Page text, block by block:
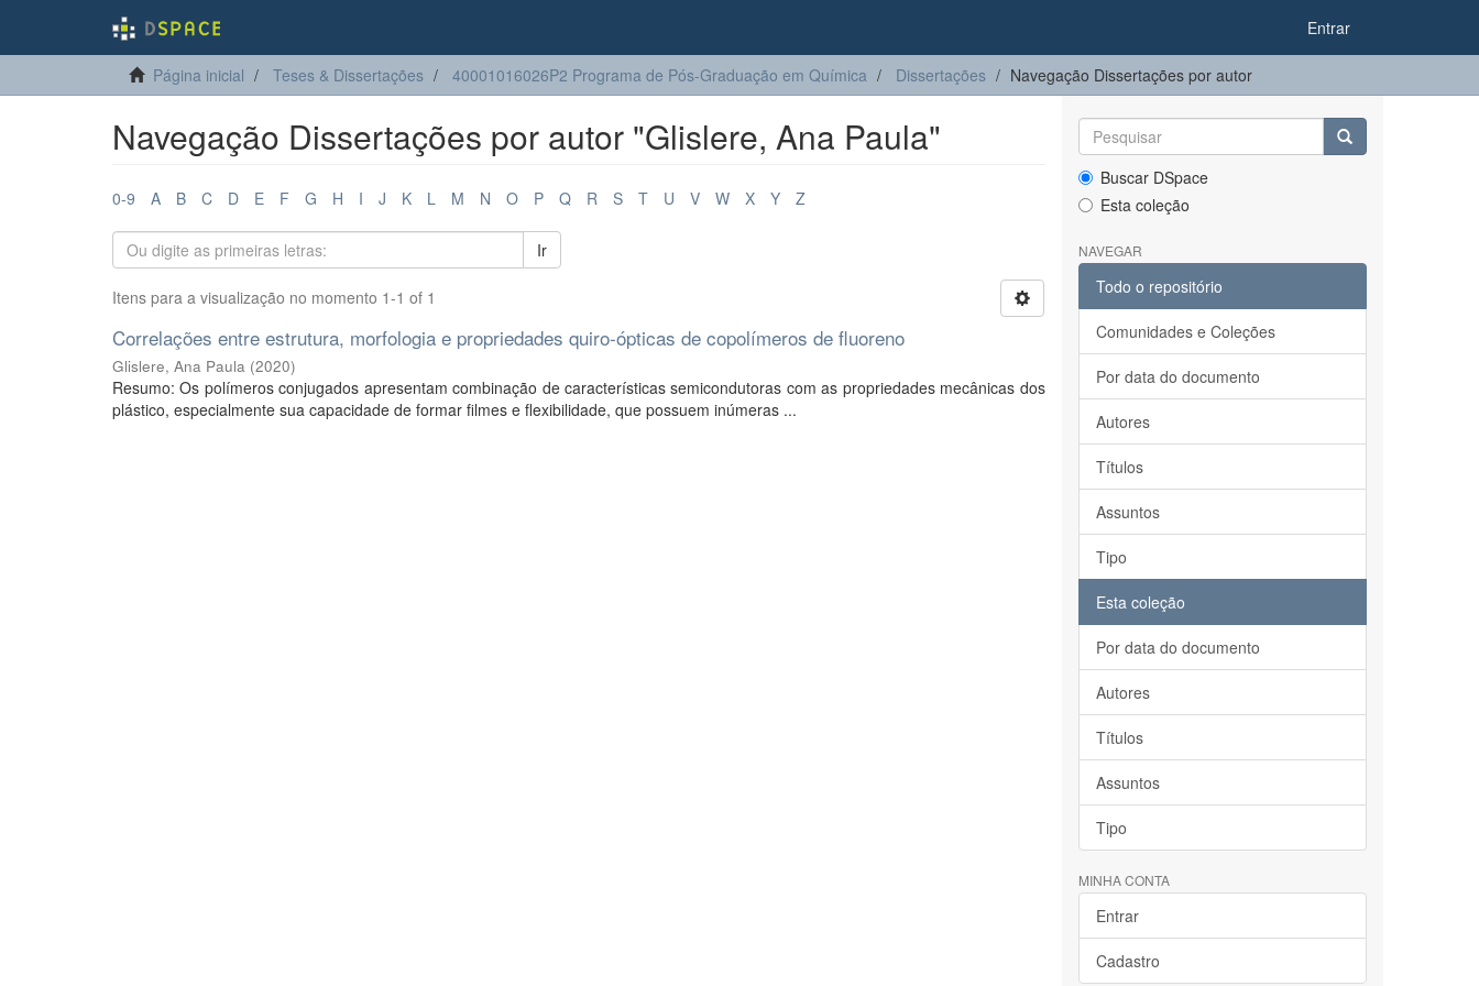
Entrar
Página inicial Teses & Dissertações 40001016026P2 Programa de Pós-Graduação em Química Dissertações Navegação Dissertações por autor
Navegação Dissertações por autor "Glislere, Ana Paula"
0-9 A B C D E F G H I J K L M N O P Q R S T U V W X Y Z
Ir
Itens para a visualização no momento 1-1 of 1
Correlações entre estrutura, morfologia e propriedades quiro-ópticas de copolímeros de fluoreno
Glislere, Ana Paula (2020)
Resumo: Os polímeros conjugados apresentam combinação de características semicondutoras com as propriedades mecânicas dos
plástico, especialmente sua capacidade de formar filmes e flexibilidade, que possuem inúmeras ...
Buscar DSpace
Esta coleção
NAVEGAR
Todo o repositório
Comunidades e Coleções
Por data do documento
Autores
Títulos
Assuntos
Tipo
Esta coleção
Por data do documento
Autores
Títulos
Assuntos
Tipo
MINHA CONTA
Entrar
Cadastro